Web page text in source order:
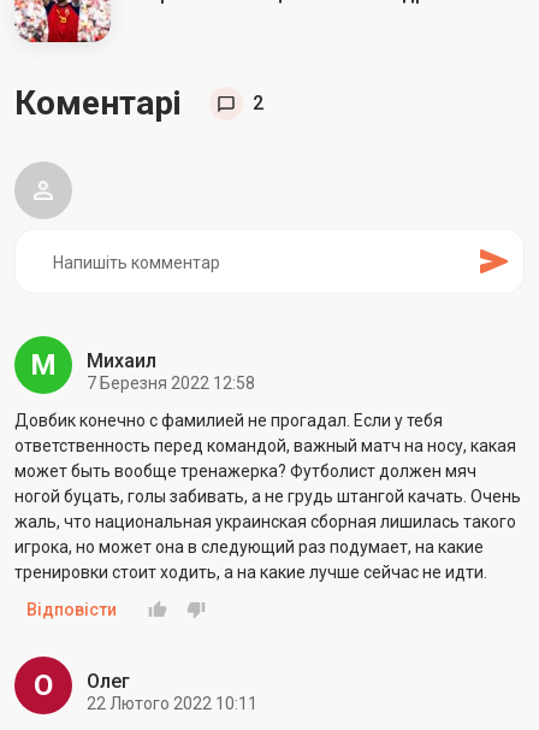
Коментарі 2
М Михаил
7 Березня 2022 12:58
Довбик конечно с фамилией не прогадал. Если у тебя
ответственность перед командой, важный матч на носу, какая
может быть вообще тренажерка? Футболист должен мяч
ногой буцать, голы забивать, а не грудь штангой качать. Очень
жаль, что национальная украинская сборная лишилась такого
игрока, но может она в следующий раз подумает, на какие
тренировки стоит ходить, а на какие лучше сейчас не идти.
Відповісти
О Олег
22 Лютого 2022 10:11